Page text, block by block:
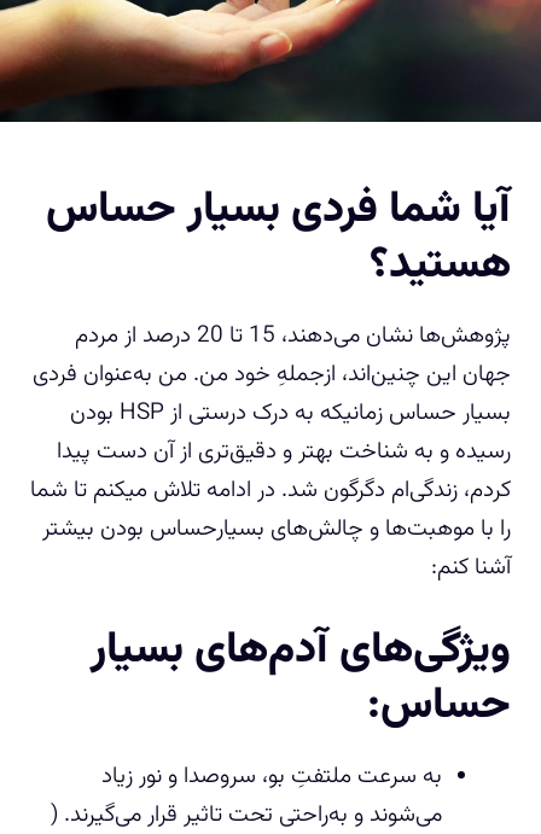
آیا شما فردی بسیار حساس
هستید؟
پژوهش‌ها نشان می‌دهند، 15 تا 20 درصد از مردم
جهان این چنین‌اند، ازجملهِ خود من. من به‌عنوان فردی
بسیار حساس زمانیکه به درک درستی از HSP بودن
رسیده و به شناخت بهتر و دقیق‌تری از آن دست پیدا
کردم، زندگی‌ام دگرگون شد. در ادامه تلاش میکنم تا شما
را با موهبت‌ها و چالش‌های بسیارحساس بودن بیشتر
آشنا کنم:
ویژگی‌های آدم‌های بسیار
حساس:
به سرعت ملتفتِ بو، سروصدا و نور زیاد
می‌شوند و به‌راحتی تحت تاثیر قرار می‌گیرند. (